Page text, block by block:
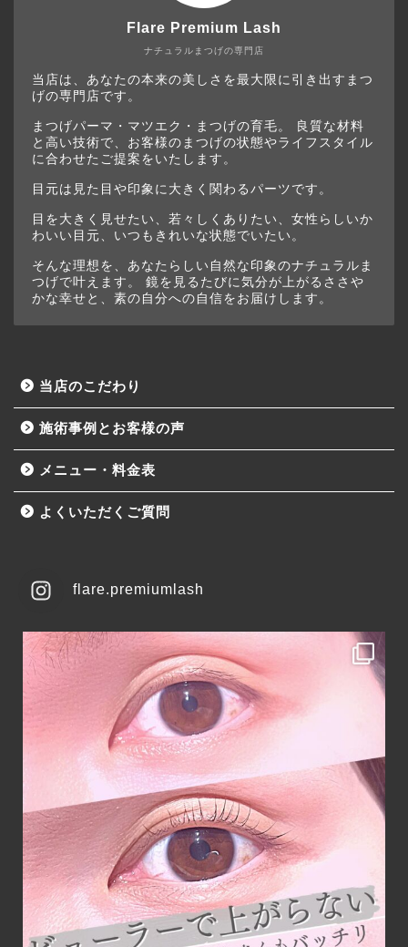
ナチュラルまつげの専門店
Flare Premium Lash
当店は、あなたの本来の美しさを最大限に引き出すまつ
げの専門店です。
まつげパーマ・マツエク・まつげの育毛。 良質な材料
と高い技術で、お客様のまつげの状態やライフスタイル
に合わせたご提案をいたします。
目元は見た目や印象に大きく関わるパーツです。
目を大きく見せたい、若々しくありたい、女性らしいか
わいい目元、いつもきれいな状態でいたい。
そんな理想を、あなたらしい自然な印象のナチュラルま
つげで叶えます。 鏡を見るたびに気分が上がるささや
かな幸せと、素の自分への自信をお届けします。
当店のこだわり
施術事例とお客様の声
メニュー・料金表
よくいただくご質問
flare.premiumlash